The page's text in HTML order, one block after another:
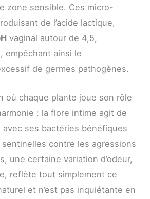
zone sensible. Ces micro-
de l’acide lactique,
vaginal autour de 4,5,
empêchant ainsi le
de germes pathogènes.
où chaque plante joue son rôle
: la flore intime agit de
avec ses bactéries bénéfiques
contre les agressions
une certaine variation d’odeur,
reflète tout simplement ce
et n’est pas inquiétante en